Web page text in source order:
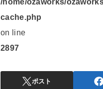
cache.php
on line
2897
ポスト